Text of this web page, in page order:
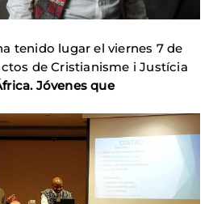
tenido lugar el viernes 7 de
de Cristianisme i Justícia
Jóvenes que